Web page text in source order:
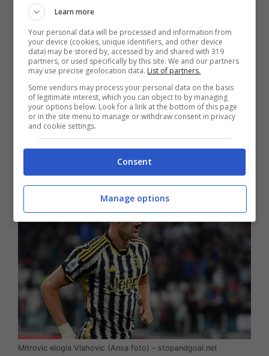
Continuando, però,Mitrovicha anche detto
che per consacrasi definitivamente come miglior
attaccante dellaSerie A Vlahovic deve giocare
spesso ed sentire il supporto d squadra e tifosi,
fattori fondamentali nella crescita di un giovane
sono leggermente venuti a mancare.
Mitrovic elogia Vlahovic (Ansa foto) – stopandgoal.net
Learn more
Your personal data will be processed and information from
your device (cookies, unique identifiers, and other device
data) may be stored by, accessed by and shared with 319
partners, or used specifically by this site. We and our partners
may use precise geolocation data. List of partners.
Some vendors may process your personal data on the basis
of legitimate interest, which you can object to by managing
your options below. Look for a link at the bottom of this page
or in the site menu to manage or withdraw consent in privacy
and cookie settings.
Consent
Manage options